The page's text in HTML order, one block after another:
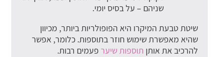
שניהם – על בסיס יומי.
שיטת טבעת המיקרו היא הפופולריות ביותר, מכיוון
שהיא מאפשרת שימוש חוזר בתוספות. כלומר, אפשר
להרכיב את אותן תוספות שיער פעמים רבות.